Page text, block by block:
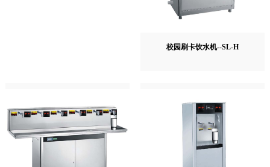
校园刷卡饮水机--SL-H